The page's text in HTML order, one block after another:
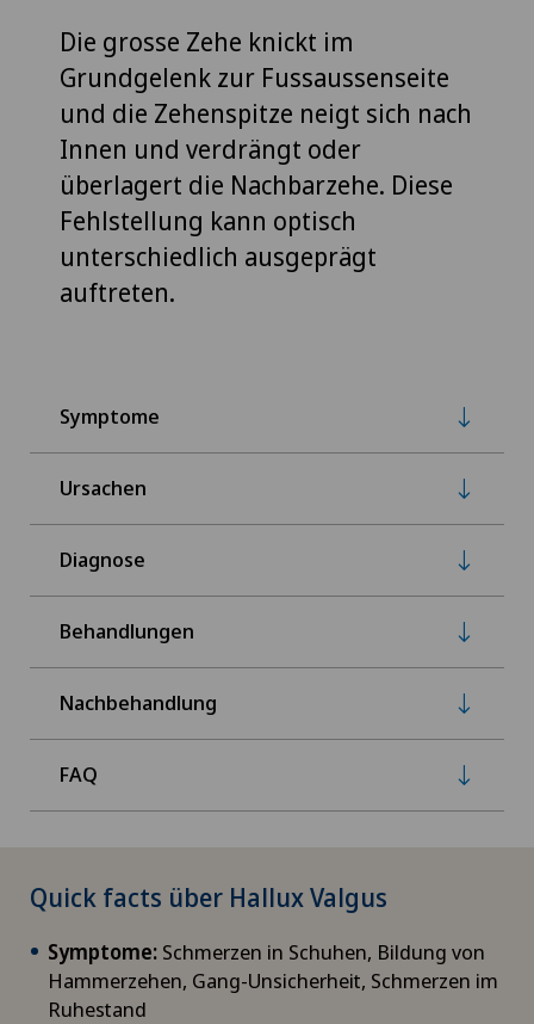
Die grosse Zehe knickt im
Grundgelenk zur Fussaussenseite
und die Zehenspitze neigt sich nach
Innen und verdrängt oder
überlagert die Nachbarzehe. Diese
Fehlstellung kann optisch
unterschiedlich ausgeprägt
auftreten.
Symptome
Ursachen
Diagnose
Behandlungen
Nachbehandlung
FAQ
Quick facts über Hallux Valgus
Symptome: Schmerzen in Schuhen, Bildung von
Hammerzehen, Gang-Unsicherheit, Schmerzen im
Ruhestand